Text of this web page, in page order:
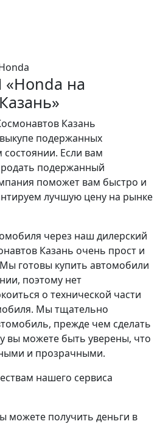
на
Казань
подержанных
Если вам
подержанный
поможет вам быстро и
лучшую цену на рынке
через наш дилерский
Казань очень прост и
готовы купить автомобили
поэтому нет
о технической части
Мы тщательно
прежде чем сделать
вы можете быть уверены, что
и прозрачными.
нашего сервиса
можете получить деньги в